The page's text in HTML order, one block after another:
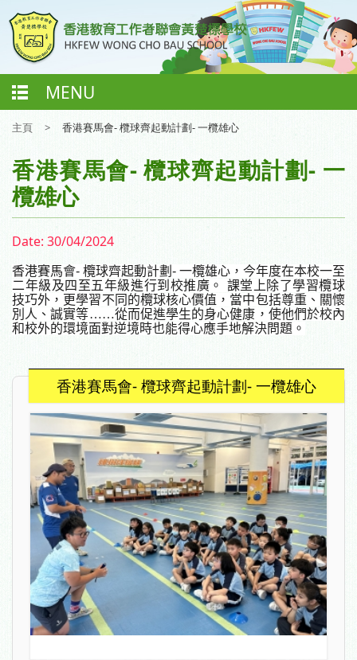
MENU
主頁 > 香港賽馬會- 欖球齊起動計劃- 一欖雄心
香港賽馬會- 欖球齊起動計劃- 一
欖雄心
Date: 30/04/2024
香港賽馬會- 欖球齊起動計劃 - 一欖雄心，今年度在本校一至
二年級及四至五年級進行到校推廣。
課堂上除了學習欖球
技巧外，更學習不同的欖球核心價值，當中包括尊重、關懷
別人、誠實等……從而促進學生的身心健康，使他們於校內
和校外的環境面對逆境時也能得心應手地解決問題 。
香港賽馬會- 欖球齊起動計劃- 一欖雄心